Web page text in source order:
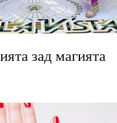
зад магията